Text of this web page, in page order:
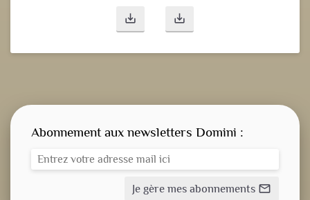
save_alt save_alt
Abonnement aux newsletters Domini :
Je gère mes abonnements mail_outline